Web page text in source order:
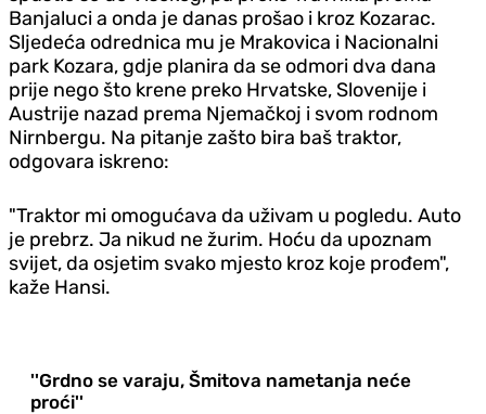
Banjaluci a onda je danas prošao i kroz Kozarac.
Sljedeća odrednica mu je Mrakovica i Nacionalni
park Kozara, gdje planira da se odmori dva dana
prije nego što krene preko Hrvatske, Slovenije i
Austrije nazad prema Njemačkoj i svom rodnom
Nirnbergu. Na pitanje zašto bira baš traktor,
odgovara iskreno:
"Traktor mi omogućava da uživam u pogledu. Auto
je prebrz. Ja nikud ne žurim. Hoću da upoznam
svijet, da osjetim svako mjesto kroz koje prođem",
kaže Hansi.
''Grdno se varaju, Šmitova nametanja neće
proći''